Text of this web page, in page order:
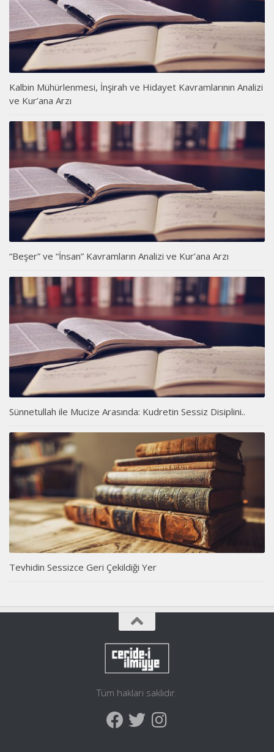
Kalbin Mühürlenmesi, İnşirah ve Hidayet Kavramlarının Analizi
ve Kur’ana Arzı
“Beşer” ve “İnsan” Kavramların Analizi ve Kur’ana Arzı
Sünnetullah ile Mucize Arasında: Kudretin Sessiz Disiplini..
Tevhidin Sessizce Geri Çekildiği Yer
Tüm hakları saklıdır.